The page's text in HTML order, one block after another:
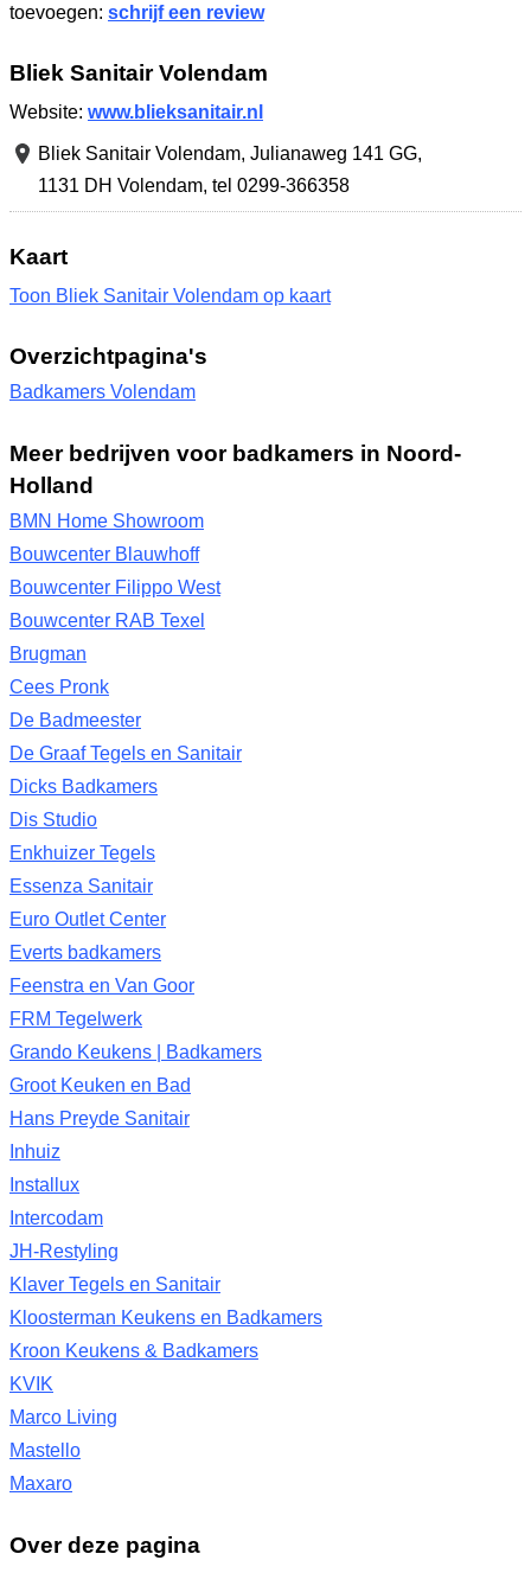
toevoegen: schrijf een review
Bliek Sanitair Volendam
Website: www.blieksanitair.nl
Bliek Sanitair Volendam, Julianaweg 141 GG,
1131 DH Volendam, tel 0299-366358
Kaart
Toon Bliek Sanitair Volendam op kaart
Overzichtpagina's
Badkamers Volendam
Meer bedrijven voor badkamers in Noord-
Holland
BMN Home Showroom
Bouwcenter Blauwhoff
Bouwcenter Filippo West
Bouwcenter RAB Texel
Brugman
Cees Pronk
De Badmeester
De Graaf Tegels en Sanitair
Dicks Badkamers
Dis Studio
Enkhuizer Tegels
Essenza Sanitair
Euro Outlet Center
Everts badkamers
Feenstra en Van Goor
FRM Tegelwerk
Grando Keukens | Badkamers
Groot Keuken en Bad
Hans Preyde Sanitair
Inhuiz
Installux
Intercodam
JH-Restyling
Klaver Tegels en Sanitair
Kloosterman Keukens en Badkamers
Kroon Keukens & Badkamers
KVIK
Marco Living
Mastello
Maxaro
Over deze pagina